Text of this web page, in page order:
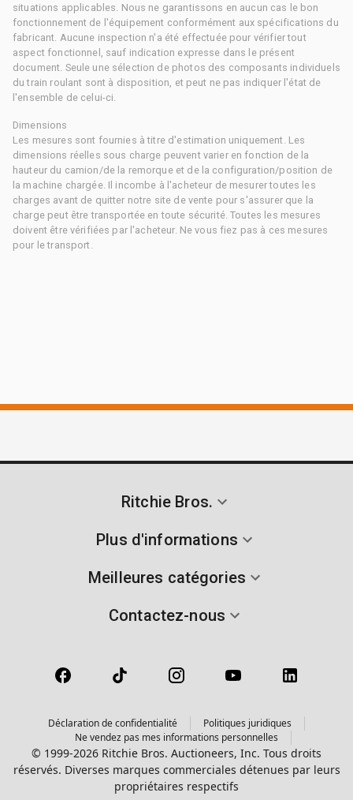
situations applicables. Nous ne garantissons en aucun cas le bon
fonctionnement de l'équipement conformément aux spécifications du
fabricant. Aucune inspection n'a été effectuée pour vérifier tout
aspect fonctionnel, sauf indication expresse dans le présent
document. Seule une sélection de photos des composants individuels
du train roulant sont à disposition, et peut ne pas indiquer l'état de
l'ensemble de celui-ci.
Dimensions
Les mesures sont fournies à titre d'estimation uniquement. Les
dimensions réelles sous charge peuvent varier en fonction de la
hauteur du camion/de la remorque et de la configuration/position de
la machine chargée. Il incombe à l'acheteur de mesurer toutes les
charges avant de quitter notre site de vente pour s'assurer que la
charge peut être transportée en toute sécurité. Toutes les mesures
doivent être vérifiées par l'acheteur. Ne vous fiez pas à ces mesures
pour le transport.
Ritchie Bros.
Plus d'informations
Meilleures catégories
Contactez-nous
Déclaration de confidentialité
Politiques juridiques
Ne vendez pas mes informations personnelles
© 1999-2026 Ritchie Bros. Auctioneers, Inc. Tous droits
réservés. Diverses marques commerciales détenues par leurs
propriétaires respectifs